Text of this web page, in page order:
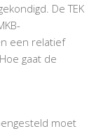
De TEK
een relatief
gaat de
moet